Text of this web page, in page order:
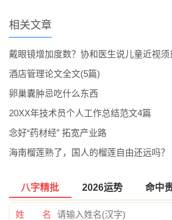
相关文章
戴眼镜增加度数？协和医生说儿童近视须
酒店管理论文全文(5篇)
卵巢囊肿忌吃什么东西
20XX年技术员个人工作总结范文4篇
念好“药材经” 拓宽产业路
海南榴莲熟了，国人的榴莲自由还远吗？
八字精批 2026运势 命中
姓 名